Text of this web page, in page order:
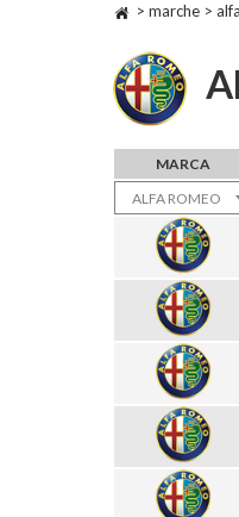
> marche >
MARCA
ALFA ROMEO